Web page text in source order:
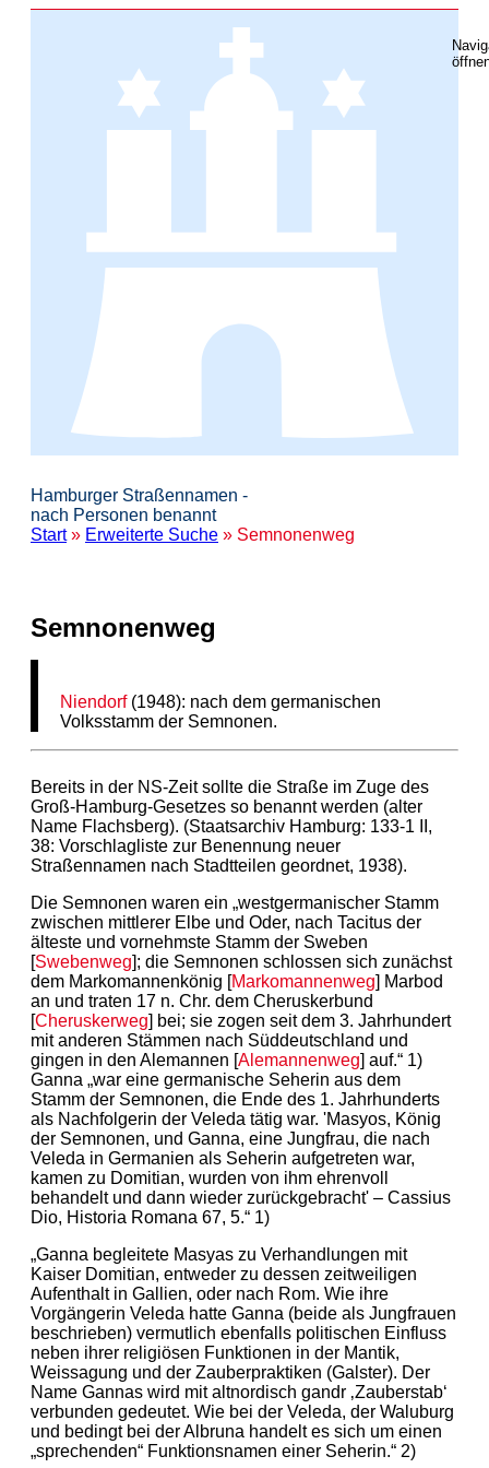
Hamburger Straßennamen -
nach Personen benannt
Start» Erweiterte Suche » Semnonenweg
Semnonenweg
Niendorf(1948): nach dem germanischen
Volksstamm der Semnonen.
Bereits in der NS-Zeit sollte die Straße im Zuge des
Groß-Hamburg-Gesetzes so benannt werden (alter
Name Flachsberg). (Staatsarchiv Hamburg: 133-1 II,
38: Vorschlagliste zur Benennung neuer
Straßennamen nach Stadtteilen geordnet, 1938).
Die Semnonen waren ein „westgermanischer Stamm
zwischen mittlerer Elbe und Oder, nach Tacitus der
älteste und vornehmste Stamm der Sweben
[Swebenweg]; die Semnonen schlossen sich zunächst
dem Markomannenkönig [Markomannenweg] Marbod
an und traten 17 n. Chr. dem Cheruskerbund
[Cheruskerweg] bei; sie zogen seit dem 3. Jahrhundert
mit anderen Stämmen nach Süddeutschland und
gingen in den Alemannen [Alemannenweg] auf.“ 1)
Ganna „war eine germanische Seherin aus dem
Stamm der Semnonen, die Ende des 1. Jahrhunderts
als Nachfolgerin der Veleda tätig war. 'Masyos, König
der Semnonen, und Ganna, eine Jungfrau, die nach
Veleda in Germanien als Seherin aufgetreten war,
kamen zu Domitian, wurden von ihm ehrenvoll
behandelt und dann wieder zurückgebracht' – Cassius
Dio, Historia Romana 67, 5.“ 1)
„Ganna begleitete Masyas zu Verhandlungen mit
Kaiser Domitian, entweder zu dessen zeitweiligen
Aufenthalt in Gallien, oder nach Rom. Wie ihre
Vorgängerin Veleda hatte Ganna (beide als Jungfrauen
beschrieben) vermutlich ebenfalls politischen Einfluss
neben ihrer religiösen Funktionen in der Mantik,
Weissagung und der Zauberpraktiken (Galster). Der
Name Gannas wird mit altnordisch gandr ‚Zauberstab‘
verbunden gedeutet. Wie bei der Veleda, der Waluburg
und bedingt bei der Albruna handelt es sich um einen
„sprechenden“ Funktionsnamen einer Seherin.“ 2)